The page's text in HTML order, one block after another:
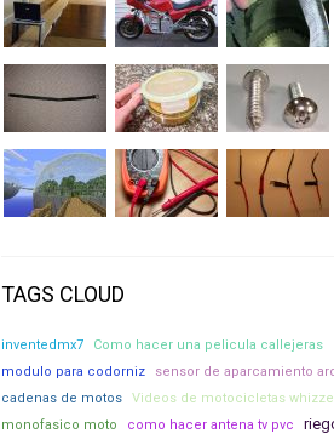
TAGS CLOUD
inventedmx7 Como hacer una pelicula callejeras
modulo para codorniz
sensor de aparcamiento
cadenas de motos
Videos de motocicletas
monofasico moto
como hacer antena tv pvc